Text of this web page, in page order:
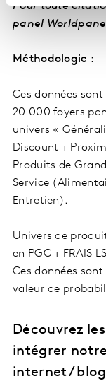
Pour toute
panel
Méthodologie :
Ces données
20 000 foyers
univers «
Discount +
Produits de
Service
Entretien).
Univers de
en PGC + FRAIS
Ces données
valeur de
Découvrez
intégrer
internet /